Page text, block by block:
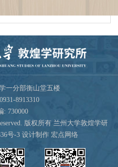
一分部衡山堂五楼
8913310
: 730000
版权所有 兰州大学敦煌学研
号-3 设计制作 宏点网络